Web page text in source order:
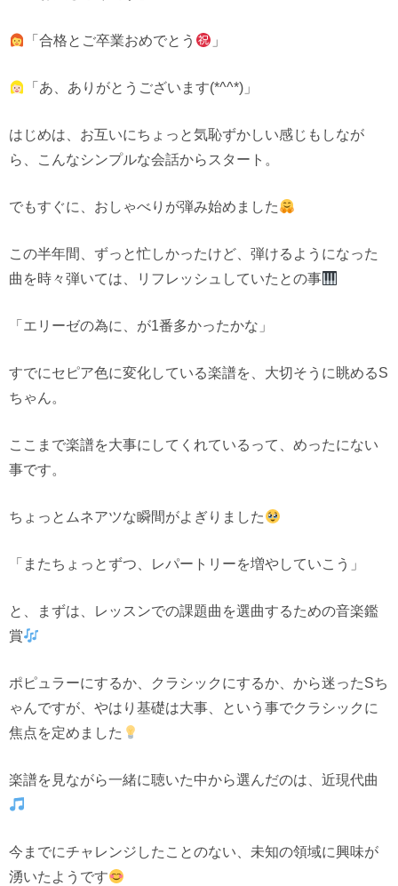
「合格とご卒業おめでとう 」
「あ、ありがとうございます(*^^*)」
はじめは、お互いにちょっと気恥ずかしい感じもしなが
ら、こんなシンプルな会話からスタート。
でもすぐに、おしゃべりが弾み始めました
この半年間、ずっと忙しかったけど、弾けるようになった
曲を時々弾いては、リフレッシュしていたとの事
「エリーゼの為に、が1番多かったかな」
すでにセピア色に変化している楽譜を、大切そうに眺めるS
ちゃん。
ここまで楽譜を大事にしてくれているって、めったにない
事です。
ちょっとムネアツな瞬間がよぎりました
「またちょっとずつ、レパートリーを増やしていこう」
と、まずは、レッスンでの課題曲を選曲するための音楽鑑
賞
ポピュラーにするか、クラシックにするか、から迷ったSち
ゃんですが、やはり基礎は大事、という事でクラシックに
焦点を定めました
楽譜を見ながら一緒に聴いた中から選んだのは、近現代曲
今までにチャレンジしたことのない、未知の領域に興味が
湧いたようです